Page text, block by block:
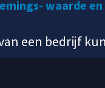
waarde
een bedrijf